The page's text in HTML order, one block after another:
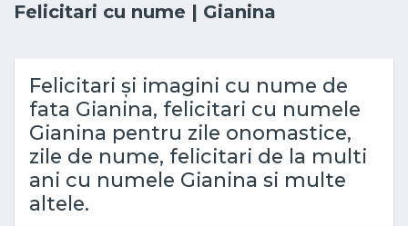
Felicitari cu nume | Gianina
Felicitari și imagini cu nume de
fata Gianina, felicitari cu numele
Gianina pentru zile onomastice,
zile de nume, felicitari de la multi
ani cu numele Gianina si multe
altele.